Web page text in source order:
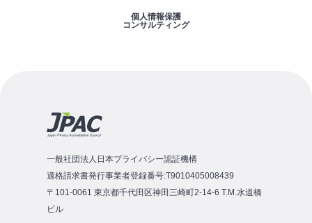
個人情報保護
コンサルティング
一般社団法人日本プライバシー認証機構
適格請求書発行事業者登録番号:T9010405008439
〒101-0061 東京都千代田区神田三崎町2-14-6 T.M.水道橋
ビル